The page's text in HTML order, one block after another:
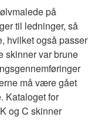
på
til ledninger, så
hvilket også passer
skinner var brune
må være gået
Kataloget for
og C skinner